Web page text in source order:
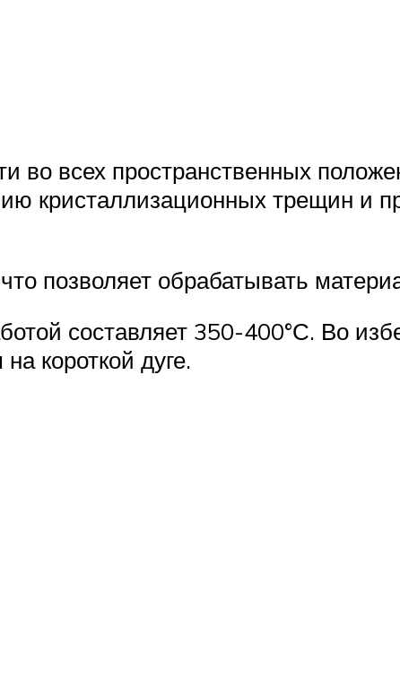
во всех пространственных
кристаллизационных трещин и
позволяет обрабатывать
составляет 350-400°С. Во
короткой дуге.